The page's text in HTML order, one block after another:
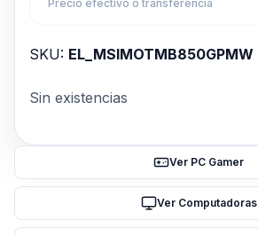
Precio efectivo o transferencia
SKU: EL_MSIMOTMB850GPMW
Sin existencias
Ver PC Gamer
Ver Computadoras